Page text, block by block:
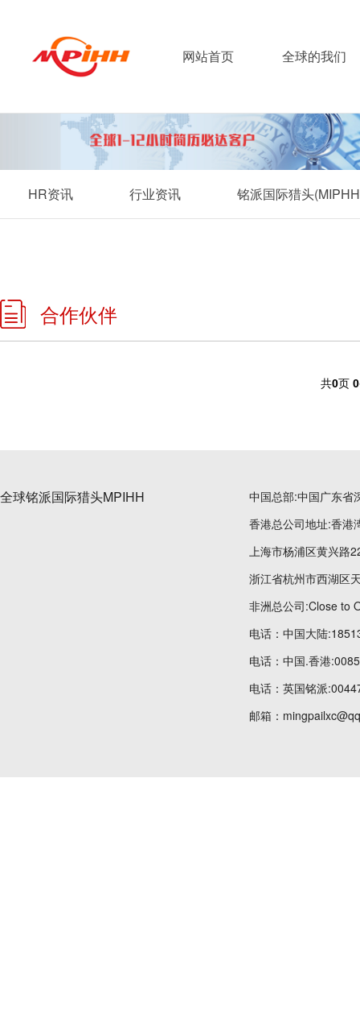
网站首页 全球的我们
HR资讯 行业资讯 铭派国际猎头
合作伙伴
共0页 0
全球铭派国际猎头MPIHH
中国总部:中国广东省
香港总公司地址:香港
上海市杨浦区黄兴路
浙江省杭州市西湖区
非洲总公司:Close to
电话：中国大陆
电话：中国.香港
电话：英国铭派
邮箱：